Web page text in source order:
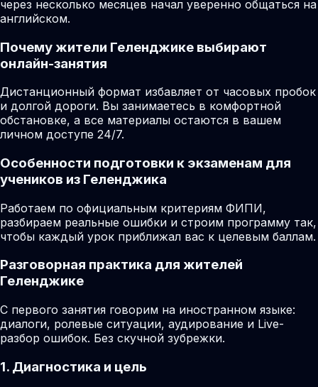
через несколько месяцев начал уверенно общаться на
английском.
Почему жители Геленджике выбирают
онлайн-занятия
Дистанционный формат избавляет от часовых пробок
и долгой дороги. Вы занимаетесь в комфортной
обстановке, а все материалы остаются в вашем
личном доступе 24/7.
Особенности подготовки к экзаменам для
учеников из Геленджика
Работаем по официальным критериям ФИПИ,
разбираем реальные ошибки и строим программу так,
чтобы каждый урок приближал вас к целевым баллам.
Разговорная практика для жителей
Геленджике
С первого занятия говорим на иностранном языке:
диалоги, ролевые ситуации, аудирование и Live-
разбор ошибок. Без скучной зубрежки.
1. Диагностика и цель